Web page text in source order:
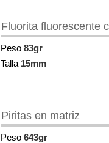
Fluorita fluorescente
Peso 83gr
Talla 15mm
Piritas en matriz
Peso 643gr